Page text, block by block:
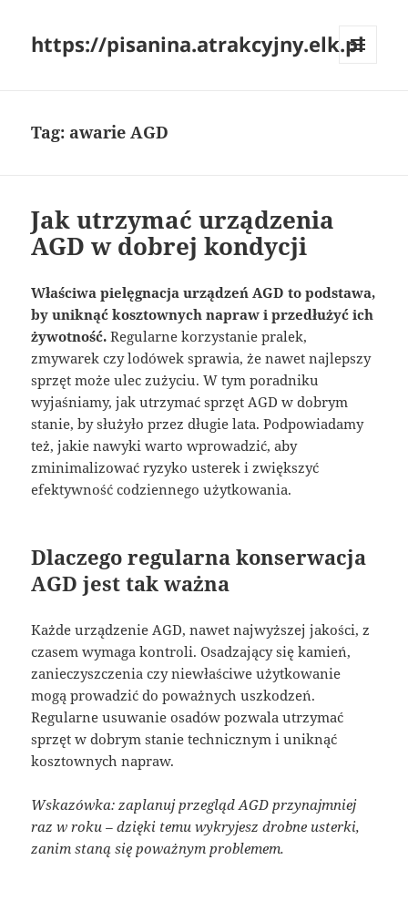
https://pisanina.atrakcyjny.elk.pl
Tag: awarie AGD
Jak utrzymać urządzenia
AGD w dobrej kondycji
Właściwa pielęgnacja urządzeń AGD to podstawa,
by uniknąć kosztownych napraw i przedłużyć ich
żywotność. Regularne korzystanie pralek,
zmywarek czy lodówek sprawia, że nawet najlepszy
sprzęt może ulec zużyciu. W tym poradniku
wyjaśniamy, jak utrzymać sprzęt AGD w dobrym
stanie, by służyło przez długie lata. Podpowiadamy
też, jakie nawyki warto wprowadzić, aby
zminimalizować ryzyko usterek i zwiększyć
efektywność codziennego użytkowania.
Dlaczego regularna konserwacja
AGD jest tak ważna
Każde urządzenie AGD, nawet najwyższej jakości, z
czasem wymaga kontroli. Osadzający się kamień,
zanieczyszczenia czy niewłaściwe użytkowanie
mogą prowadzić do poważnych uszkodzeń.
Regularne usuwanie osadów pozwala utrzymać
sprzęt w dobrym stanie technicznym i uniknąć
kosztownych napraw.
Wskazówka: zaplanuj przegląd AGD przynajmniej
raz w roku – dzięki temu wykryjesz drobne usterki,
zanim staną się poważnym problemem.